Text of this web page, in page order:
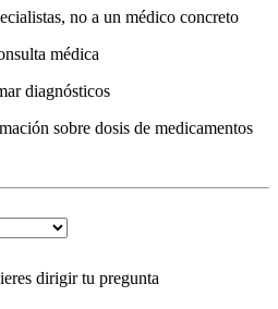
no a un médico concreto
médica
diagnósticos
sobre dosis de medicamentos
dirigir tu pregunta